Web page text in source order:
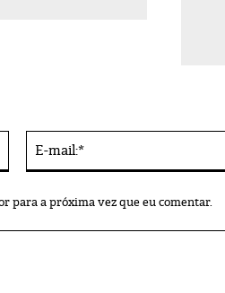
para a próxima vez que eu comentar.